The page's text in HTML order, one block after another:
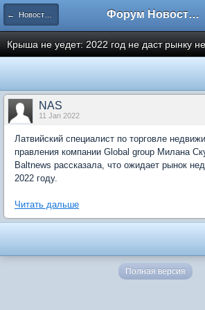
← Новости рынка недвижимости Форум Новостройки
Крыша не уедет: 2022 год не даст рынку
NAS
11 Jan 2022
Латвийский специалист по торговле
правления компании Global group Милана
Baltnews рассказала, что ожидает рынок
2022 году.
Читать дальше
Полная версия